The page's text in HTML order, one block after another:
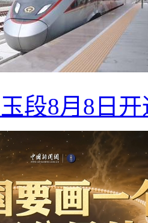
段8月8日